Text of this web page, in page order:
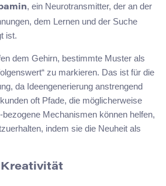
, ein Neurotransmitter, der an der
dem Lernen und der Suche
ist.
dem Gehirn, bestimmte Muster als
zu markieren. Das ist für die
da Ideengenerierung anstrengend
oft Pfade, die möglicherweise
Mechanismen können helfen,
indem sie die Neuheit als
Kreativität